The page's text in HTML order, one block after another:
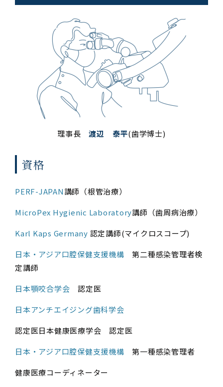
理事長 渡辺 泰平(歯学博士)
資格
PERF-JAPAN講師（根管治療）
MicroPe​x Hygienic Laboratory講師（歯周病治療）
Karl Kaps Germany 認定講師(マイクロスコープ)
日本・アジア口腔保健支援機構 第二種感染管理者検
定講師
日本顎咬合学会 認定医
日本アンチエイジング歯科学会
認定医日本健康医療学会 認定医
日本・アジア口腔保健支援機構 第一種感染管理者
健康医療コーディネーター